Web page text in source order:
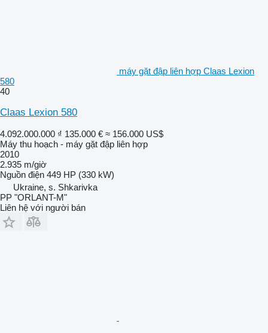
máy gặt đập liên hợp Claas Lexion
580
40
Claas Lexion 580
4.092.000.000 ₫ 135.000 € ≈ 156.000 US$
Máy thu hoạch - máy gặt đập liên hợp
2010
2.935 m/giờ
Nguồn điện 449 HP (330 kW)
Ukraine, s. Shkarivka
PP "ORLANT-M"
Liên hệ với người bán